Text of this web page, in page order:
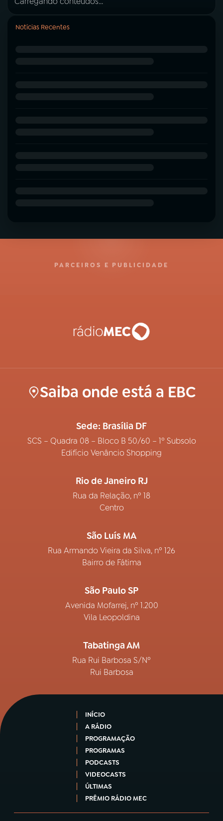
Notícias Recentes
PARCEIROS E PUBLICIDADE
Saiba onde está a EBC
Sede: Brasília DF
SCS – Quadra 08 – Bloco B 50/60 – 1º Subsolo
Edifício Venâncio Shopping
Rio de Janeiro RJ
Rua da Relação, nº 18
Centro
São Luís MA
Rua Armando Vieira da Silva, nº 126
Bairro de Fátima
São Paulo SP
Avenida Mofarrej, nº 1.200
Vila Leopoldina
Tabatinga AM
Rua Rui Barbosa S/Nº
Rui Barbosa
INÍCIO
A RÁDIO
PROGRAMAÇÃO
PROGRAMAS
PODCASTS
VIDEOCASTS
ÚLTIMAS
PRÊMIO RÁDIO MEC